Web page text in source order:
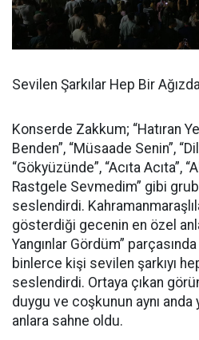
Sevilen Şarkılar Hep Bir
Konserde Zakkum; “Hatıran
Benden”, “Müsaade Senin”,
“Gökyüzünde”, “Acıta Acıta”,
Rastgele Sevmedim” gibi
seslendirdi.
gösterdiği gecenin en özel
Yangınlar Gördüm”
binlerce kişi sevilen şarkıyı
seslendirdi. Ortaya çıkan
duygu ve coşkunun aynı anda
anlara sahne oldu.